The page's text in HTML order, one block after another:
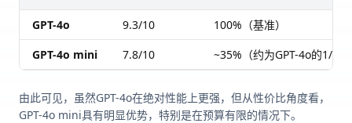
GPT-4o 9.3/10
100%（基准）
GPT-4o mini
7.8/10 ~35%（约为GPT-4o的1/3）
由此可见，虽然GPT-4o在绝对性能上更强，但从性价比角度看，
GPT-4o mini具有明显优势，特别是在预算有限的情况下。